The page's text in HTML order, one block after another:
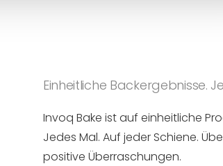
Einheitliche Backergebnisse.
Invoq Bake ist auf einheitliche
Jedes Mal. Auf jeder Schiene.
positive Überraschungen.